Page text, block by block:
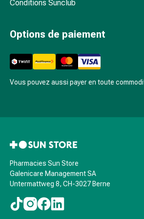
Menstruations
Infection
vaginale
Santé
et
Vitamine
minéraux
Fortifiants
Santé
buccale
et
Conditions Sunclub
Options de paiement
Vous pouvez aussi payer en toute
Pharmacies Sun Store
Galenicare Management SA
Untermattweg 8, CH-3027 Berne